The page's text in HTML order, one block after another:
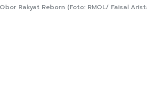
Rakyat Reborn (Foto: RMOL/ Faisal